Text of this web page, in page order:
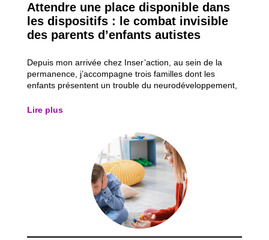
Attendre une place disponible dans
les dispositifs : le combat invisible
des parents d’enfants autistes
Depuis mon arrivée chez Inser’action, au sein de la
permanence, j’accompagne trois familles dont les
enfants présentent un trouble du neurodéveloppement,
(TSA). Ces accompagnements me permettent
Lire plus